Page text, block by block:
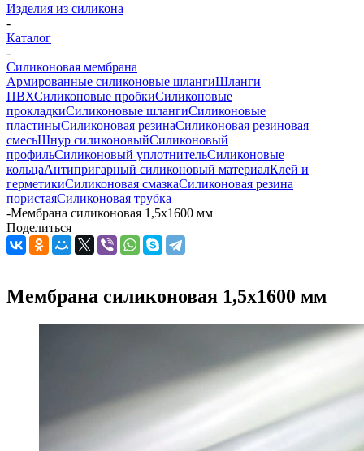
Изделия из силикона
-
Каталог
-
Силиконовая мембрана
Армированные силиконовые шлангиШланги
ПВХСиликоновые пробкиСиликоновые
прокладкиСиликоновые шлангиСиликоновые
пластиныСиликоновая резинаСиликоновая резиновая
смесьШнур силиконовыйСиликоновый
профильСиликоновый уплотнительСиликоновые
кольцаАнтипригарный силиконовый материалКлей и
герметикиСиликоновая смазкаСиликоновая резина
пористаяСиликоновая трубка
-Мембрана силиконовая 1,5х1600 мм
Поделиться
Мембрана силиконовая 1,5х1600 мм